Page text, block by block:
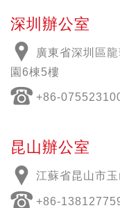
深圳辦公室
廣東省深圳區
園6棟5樓
+86-
昆山辦公室
江蘇省昆山市
+86-